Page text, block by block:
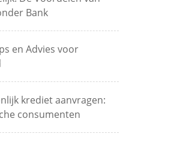
Bank
en Advies voor
krediet aanvragen:
consumenten